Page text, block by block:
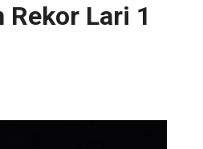
Rekor Lari 1